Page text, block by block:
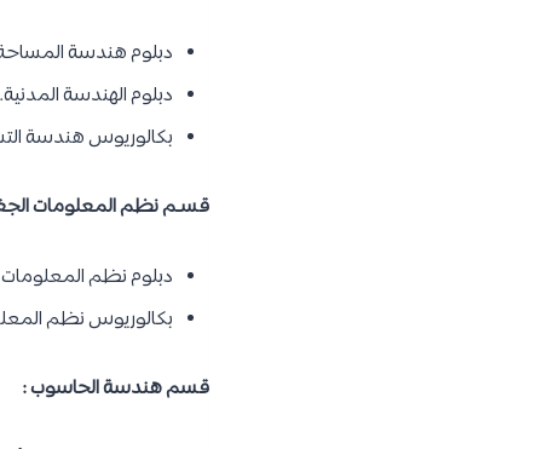
دبلوم هندسة
دبلوم الهندسة المدنية.
بكالوريوس هندسة
قسـم نظم المعلومات
دبلوم نظم المعلومات
بكالوريوس نظم
قسم هندسة الحاسوب :